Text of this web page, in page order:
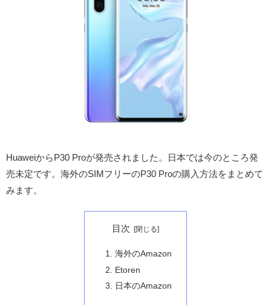
HuaweiからP30 Proが発売されました。日本では今のところ発
売未定です。海外のSIMフリーのP30 Proの購入方法をまとめて
みます。
目次
海外のAmazon
Etoren
日本のAmazon